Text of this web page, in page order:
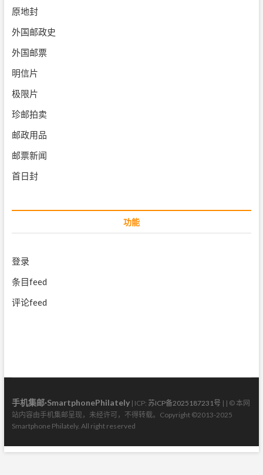
原地封
外国邮政史
外国邮票
明信片
极限片
珍邮拍卖
邮政用品
邮票新闻
首日封
功能
登录
条目feed
评论feed
手机集邮·SmartphonePhilately| ICP: 苏ICP备2025187231号 | | © 本网
站内容由手机集邮呈现，未经许可，不得转载。Copyright ©2013-2025
Smartphone Philately. All right reserved